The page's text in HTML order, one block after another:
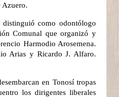
Azuero.
como odontólogo
Comunal que organizó y
Harmodio Arosemena.
Arias y Ricardo J. Alfaro.
en Tonosí tropas
los dirigentes liberales